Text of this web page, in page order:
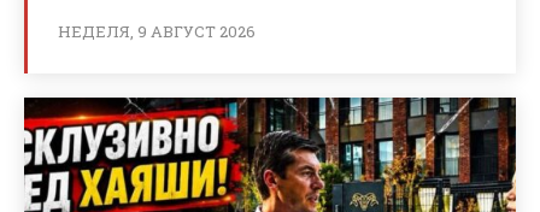
НЕДЕЛЯ, 9 АВГУСТ 2026